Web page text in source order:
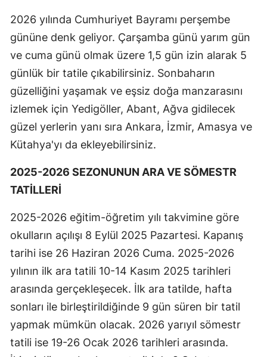
2026 yılında Cumhuriyet Bayramı perşembe
gününe denk geliyor. Çarşamba günü yarım gün
ve cuma günü olmak üzere 1,5 gün izin alarak 5
günlük bir tatile çıkabilirsiniz. Sonbaharın
güzelliğini yaşamak ve eşsiz doğa manzarasını
izlemek için Yedigöller, Abant, Ağva gidilecek
güzel yerlerin yanı sıra Ankara, İzmir, Amasya ve
Kütahya'yı da ekleyebilirsiniz.
2025-2026 SEZONUNUN ARA VE SÖMESTR
TATİLLERİ
2025-2026 eğitim-öğretim yılı takvimine göre
okulların açılışı 8 Eylül 2025 Pazartesi. Kapanış
tarihi ise 26 Haziran 2026 Cuma. 2025-2026
yılının ilk ara tatili 10-14 Kasım 2025 tarihleri
arasında gerçekleşecek. İlk ara tatilde, hafta
sonları ile birleştirildiğinde 9 gün süren bir tatil
yapmak mümkün olacak. 2026 yarıyıl sömestr
tatili ise 19-26 Ocak 2026 tarihleri arasında.